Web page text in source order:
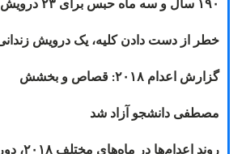
خطر از دست دادن کلیه، یک درویش
گزارش اعدام ۲۰۱۸: قصاص و بخشش
مصطفی دانشجو آزاد شد